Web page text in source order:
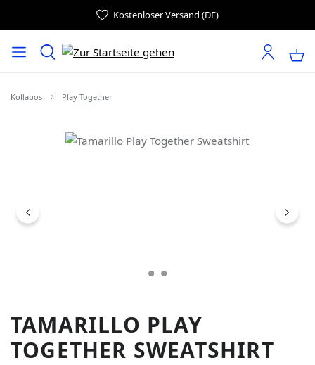
Kostenloser Versand (DE)
Kollabos Play Together
Bildergalerie überspringen
TAMARILLO PLAY
TOGETHER SWEATSHIRT